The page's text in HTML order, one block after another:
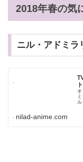
2018年春の気
ニル・アドミラ
ト
nilad-anime.com